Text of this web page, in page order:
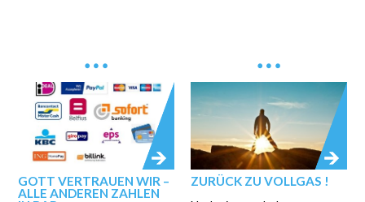
GOTT VERTRAUEN WIR –
ALLE ANDEREN ZAHLEN
ZURÜCK ZU VOLLGAS !